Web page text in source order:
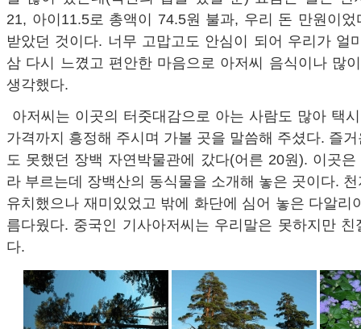
21, 아이11.5로 총액이 74.5원 불과, 우리 돈 만원이
받았던 것이다. 너무 고맙고도 안심이 되어 우리가 얼
삼 다시 느꼈고 편안한 마음으로 아저씨 음식이나 많
생각했다.
아저씨는 이곳의 터줏대감으로 아는 사람도 많아 택
가격까지 흥정해 주시며 가볼 곳을 말씀해 주셨다. 즐
도 못했던 장백 자연박물관에 갔다(어른 20원). 이곳
라 부르는데 장백산의 동식물을 소개해 놓은 곳이다.
유치했으나 재미있었고 밖에 화단에 심어 놓은 다알리
름다웠다. 중국인 기사아저씨는 우리말은 못하지만
다.